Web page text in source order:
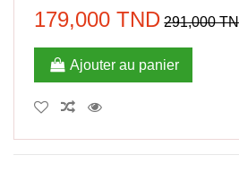
179,000 TND 291,000
Ajouter au panier